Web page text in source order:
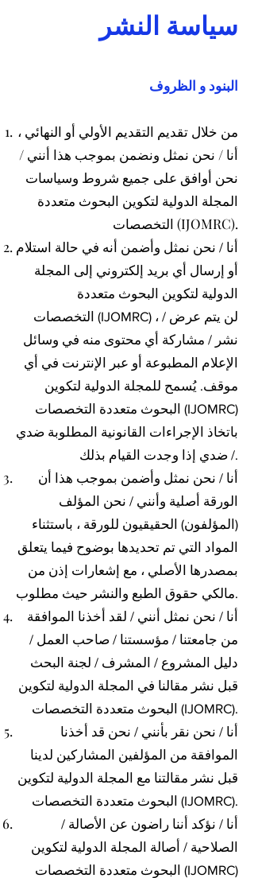
سياسة النشر
البنود و الظروف
من خلال تقديم التقديم الأولي أو النهائي ،
أنا / نحن نمثل ونضمن بموجب هذا أنني /
نحن أوافق على جميع شروط وسياسات
المجلة الدولية لتكوين البحوث متعددة
التخصصات (IJOMRC).
أنا / نحن نمثل وأضمن أنه في حالة استلام
أو إرسال أي بريد إلكتروني إلى المجلة
الدولية لتكوين البحوث متعددة
التخصصات (IJOMRC) ، لن يتم عرض /
نشر / مشاركة أي محتوى منه في وسائل
الإعلام المطبوعة أو عبر الإنترنت في أي
موقف. يُسمح للمجلة الدولية لتكوين
البحوث متعددة التخصصات (IJOMRC)
باتخاذ الإجراءات القانونية المطلوبة ضدي
/ ضدي إذا وجدت القيام بذلك.
أنا / نحن نمثل وأضمن بموجب هذا أن
الورقة أصلية وأنني / نحن المؤلف
(المؤلفون) الحقيقيون للورقة ، باستثناء
المواد التي تم تحديدها بوضوح فيما يتعلق
بمصدرها الأصلي ، مع إشعارات إذن من
مالكي حقوق الطبع والنشر حيث مطلوب.
أنا / نحن نمثل أنني / لقد أخذنا الموافقة
من جامعتنا / مؤسستنا / صاحب العمل /
دليل المشروع / المشرف / لجنة البحث
قبل نشر مقالنا في المجلة الدولية لتكوين
البحوث متعددة التخصصات (IJOMRC).
أنا / نحن نقر بأنني / نحن قد أخذنا
الموافقة من المؤلفين المشاركين لدينا
قبل نشر مقالتنا مع المجلة الدولية لتكوين
البحوث متعددة التخصصات (IJOMRC).
أنا / نؤكد أننا راضون عن الأصالة /
الصلاحية / أصالة المجلة الدولية لتكوين
البحوث متعددة التخصصات (IJOMRC)